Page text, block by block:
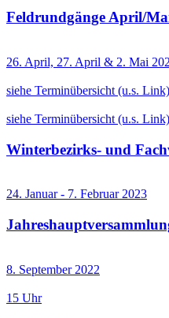
Feldrundgänge April/
26. April, 27. April & 2. Mai
siehe Terminübersicht (u.s. Link)
siehe Terminübersicht (u.s. Link)
Winterbezirks- und
24. Januar - 7. Februar 2023
8. September 2022
15 Uhr